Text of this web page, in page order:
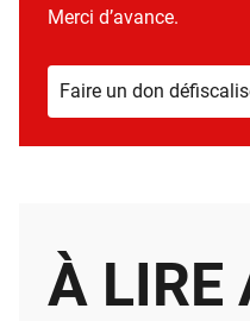
Merci d’avance.
Faire un don
À LIRE